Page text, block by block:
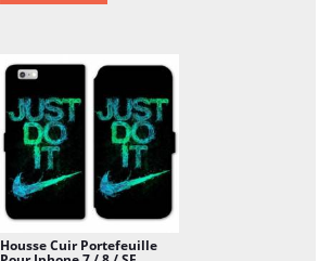
Housse Cuir Portefeuille